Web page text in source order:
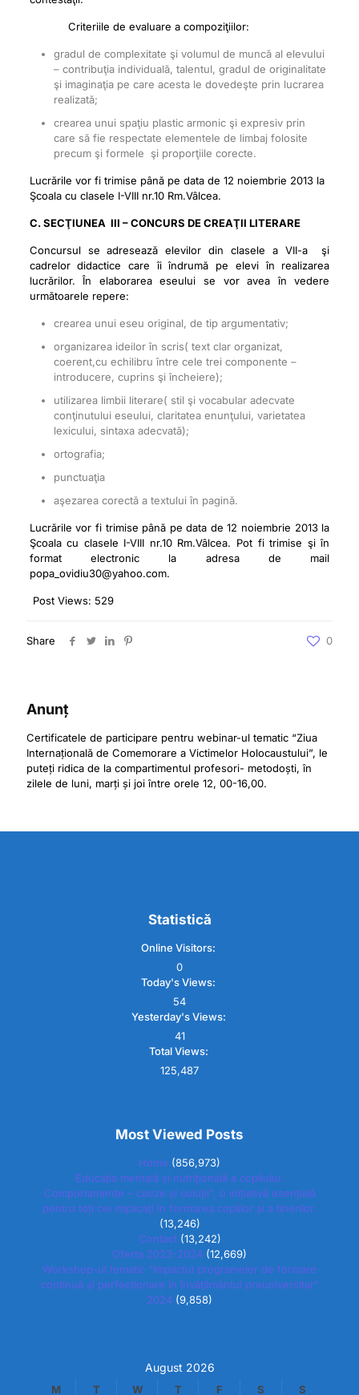
Criteriile de evaluare a compoziţiilor:
gradul de complexitate şi volumul de muncă al elevului
– contribuţia individuală, talentul, gradul de originalitate
şi imaginaţia pe care acesta le dovedeşte prin lucrarea
realizată;
crearea unui spaţiu plastic armonic şi expresiv prin
care să fie respectate elementele de limbaj folosite
precum şi formele şi proporţiile corecte.
Lucrările vor fi trimise până pe data de 12 noiembrie 2013 la
Şcoala cu clasele I-VIII nr.10 Rm.Vâlcea.
C. SECŢIUNEA III – CONCURS DE CREAŢII LITERARE
Concursul se adresează elevilor din clasele a VII-a şi
cadrelor didactice care îi îndrumă pe elevi în realizarea
lucrărilor. În elaborarea eseului se vor avea în vedere
următoarele repere:
crearea unui eseu original, de tip argumentativ;
organizarea ideilor în scris( text clar organizat,
coerent,cu echilibru între cele trei componente –
introducere, cuprins şi încheiere);
utilizarea limbii literare( stil şi vocabular adecvate
conţinutului eseului, claritatea enunţului, varietatea
lexicului, sintaxa adecvată);
ortografia;
punctuaţia
aşezarea corectă a textului în pagină.
Lucrările vor fi trimise până pe data de 12 noiembrie 2013 la
Şcoala cu clasele I-VIII nr.10 Rm.Vâlcea. Pot fi trimise şi în
format electronic la adresa de mail
popa_ovidiu30@yahoo.com.
Post Views: 529
Share 0
Anunț
Certificatele de participare pentru webinar-ul tematic “Ziua
Internațională de Comemorare a Victimelor Holocaustului”, le
puteți ridica de la compartimentul profesori- metodoști, în
zilele de luni, marți și joi între orele 12, 00-16,00.
Statistică
Online Visitors:
0
Today's Views:
54
Yesterday's Views:
41
Total Views:
125,487
Most Viewed Posts
Home (856,973)
Educația mentală și nutrițională a copilului.
Comportamente – cauze și soluții”, o inițiativă esențială
pentru toți cei implicați în formarea copiilor și a tinerilor.
(13,246)
Contact (13,242)
Oferta 2023-2024 (12,669)
Workshop-ul tematic “Impactul programelor de formare
continuă și perfecționare în învățământul preuniversitar”
2024 (9,858)
August 2026
M T W T F S
S